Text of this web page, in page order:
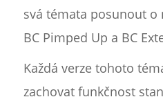
svá témata posunout o
BC Pimped Up a BC
Každá verze tohoto
zachovat funkčnost